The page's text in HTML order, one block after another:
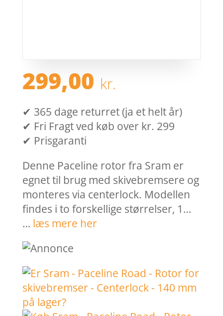
299,00 kr.
✔ 365 dage returret (ja et helt år)
✔ Fri Fragt ved køb over kr. 299
✔ Prisgaranti
Denne Paceline rotor fra Sram er
egnet til brug med skivebremsere og
monteres via centerlock. Modellen
findes i to forskellige størrelser, 1…
… læs mere her